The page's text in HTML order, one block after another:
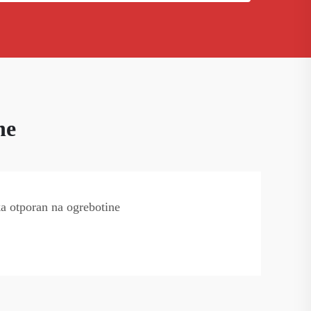
otporan na ogrebotine